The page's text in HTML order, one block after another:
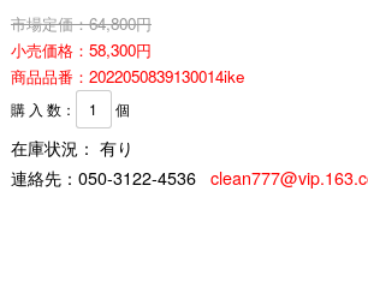
市場定価：64,800円
小売価格：58,300円
商品品番：2022050839130014ike
購 入 数： 個
在庫状況： 有り
連絡先： 050-3122-4536